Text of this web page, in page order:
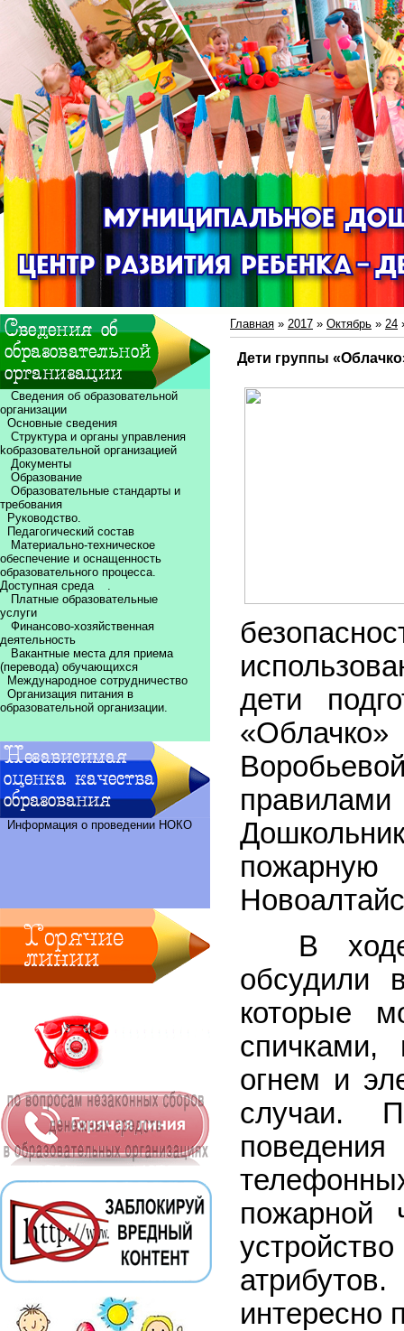
Сведения об образовательной
организации
Основные сведения
Структура и органы управления
kобразовательной организацией
Документы
Образование
Образовательные стандарты и
требования
Руководство.
Педагогический состав
Материально-техническое
обеспечение и оснащенность
образовательного процесса.
Доступная среда
.
Платные образовательные
услуги
Финансово-хозяйственная
деятельность
Вакантные места для приема
(перевода) обучающихся
Международное сотрудничество
Организация питания в
образовательной организации.
Информация о проведении НОКО
Главная » 2017 » Октябрь » 24
Дети группы
дети
В ходе
обсудили
которые
огнем и
случаи.
пожарной
интересно